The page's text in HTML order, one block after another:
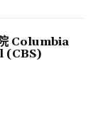
Columbia
(CBS)